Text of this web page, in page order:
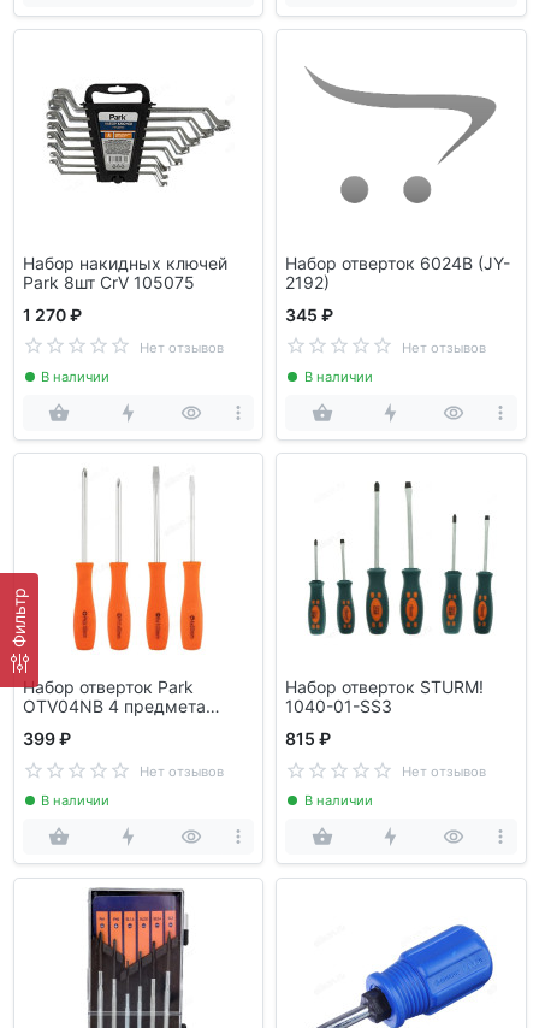
Фильтр
Набор накидных ключей
Park 8шт CrV 105075
1 270 ₽
Нет отзывов
В наличии
Набор отверток 6024B (JY-
2192)
345 ₽
Нет отзывов
В наличии
Набор отверток Park
OTV04NB 4 предмета
399 ₽
Нет отзывов
В наличии
Набор отверток STURM!
1040-01-SS3
815 ₽
Нет отзывов
В наличии